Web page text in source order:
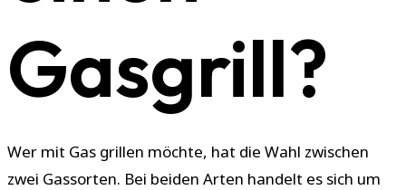
Gasgrill?
Wer mit Gas grillen möchte, hat die Wahl zwischen
zwei Gassorten. Bei beiden Arten handelt es sich um